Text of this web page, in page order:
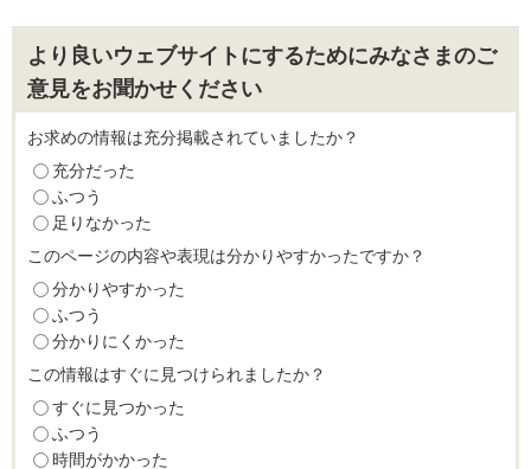
より良いウェブサイトにするためにみなさまのご
意見をお聞かせください
お求めの情報は充分掲載されていましたか？
充分だった
ふつう
足りなかった
このページの内容や表現は分かりやすかったですか？
分かりやすかった
ふつう
分かりにくかった
この情報はすぐに見つけられましたか？
すぐに見つかった
ふつう
時間がかかった